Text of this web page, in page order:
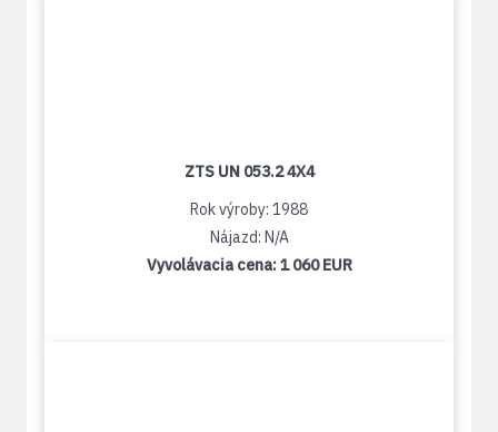
ZTS UN 053.2 4X4
Rok výroby: 1988
Nájazd: N/A
Vyvolávacia cena:1 060 EUR